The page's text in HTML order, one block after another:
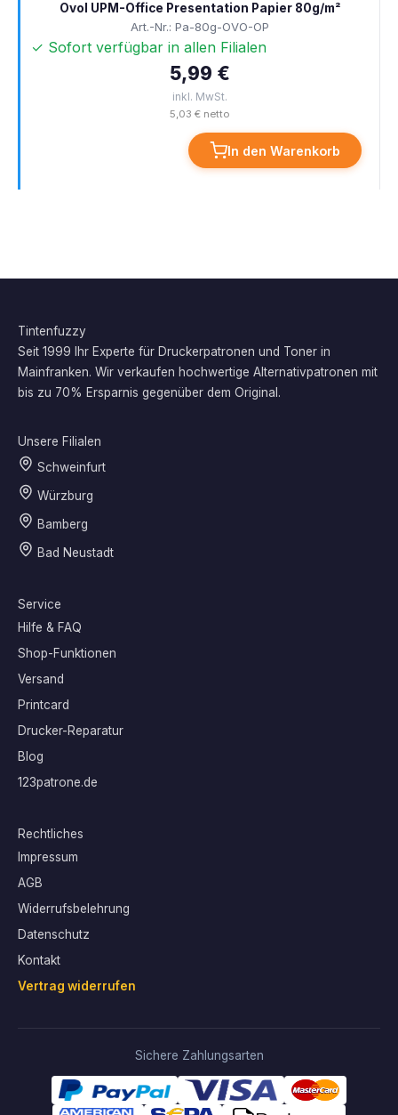
Ovol UPM-Office Presentation Papier 80g/m²
Art.-Nr.: Pa-80g-OVO-OP
✓ Sofort verfügbar in allen Filialen
5,99 €
inkl. MwSt.
5,03 € netto
In den Warenkorb
Tintenfuzzy
Seit 1999 Ihr Experte für Druckerpatronen und Toner in
Mainfranken. Wir verkaufen hochwertige Alternativpatronen mit
bis zu 70% Ersparnis gegenüber dem Original.
Unsere Filialen
Schweinfurt
Würzburg
Bamberg
Bad Neustadt
Service
Hilfe & FAQ
Shop-Funktionen
Versand
Printcard
Drucker-Reparatur
Blog
123patrone.de
Rechtliches
Impressum
AGB
Widerrufsbelehrung
Datenschutz
Kontakt
Vertrag widerrufen
Sichere Zahlungsarten